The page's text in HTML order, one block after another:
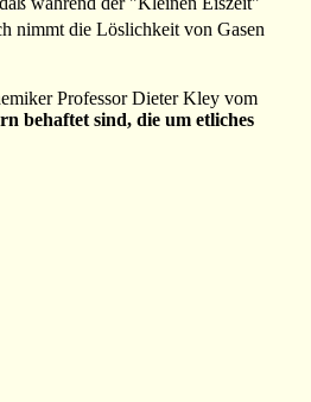
nimmt die Löslichkeit von Gasen
Professor Dieter Kley vom
behaftet sind, die um etliches